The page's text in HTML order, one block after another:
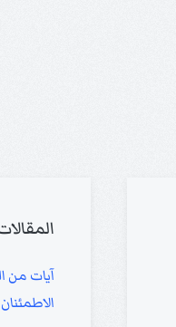
آيات من
الاطمئنان